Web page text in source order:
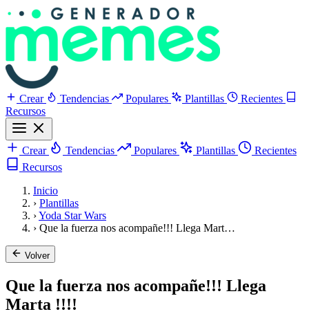
Crear Tendencias Populares Plantillas
Recientes
Recursos
Crear Tendencias Populares Plantillas
Recientes
Recursos
Inicio
› Plantillas
›Yoda Star Wars
› Que la fuerza nos acompañe!!! Llega Mart…
Volver
Que la fuerza nos acompañe!!! Llega
Marta !!!!